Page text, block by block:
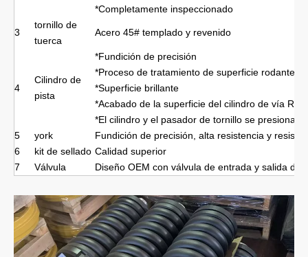
*Completamente inspeccionado
3
tornillo de
tuerca
Acero 45# templado y revenido
4
Cilindro de
pista
*Fundición de precisión
*Proceso de tratamiento de superficie rodante
*Superficie brillante
*Acabado de la superficie del cilindro de vía
*El cilindro y el pasador de tornillo se presionan
5
york
Fundición de precisión, alta resistencia y
6
kit de sellado Calidad superior
7
Válvula Diseño OEM con válvula de entrada y salida de